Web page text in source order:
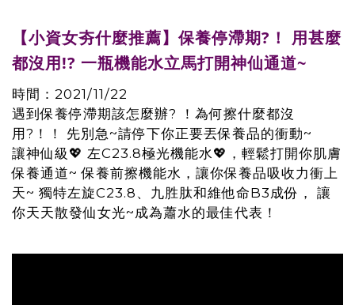
【小資女夯什麼推薦】保養停滯期?！ 用甚麼
都沒用!? 一瓶機能水立馬打開神仙通道~
時間：2021/11/22
遇到保養停滯期該怎麼辦? ！為何擦什麼都沒
用?！！ 先別急~請停下你正要丟保養品的衝動~
讓神仙級💖 左C23.8極光機能水💖，輕鬆打開你肌膚
保養通道~ 保養前擦機能水，讓你保養品吸收力衝上
天~ 獨特左旋C23.8、九胜肽和維他命B3成份， 讓
你天天散發仙女光~成為蕭水的最佳代表！